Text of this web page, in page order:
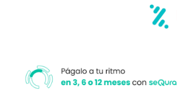
senos
cantidad